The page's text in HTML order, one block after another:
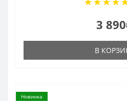
3
В
Новинка